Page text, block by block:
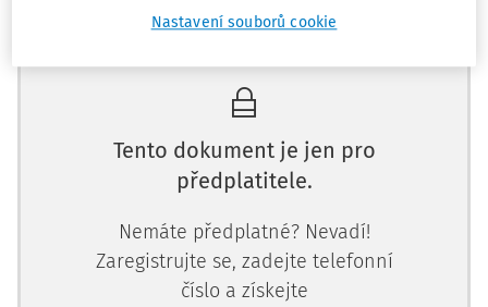
Máte předplatné?
Tento dokument je jen pro
předplatitele.
Nemáte předplatné? Nevadí!
Zaregistrujte se, zadejte telefonní
číslo a získejte
Nastavení souborů cookie